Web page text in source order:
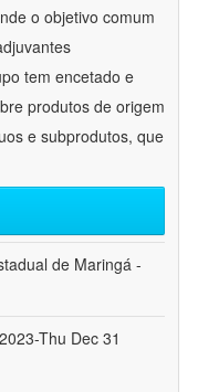
o objetivo comum
tem encetado e
produtos de origem
e subprodutos, que
de Maringá -
Thu Dec 31